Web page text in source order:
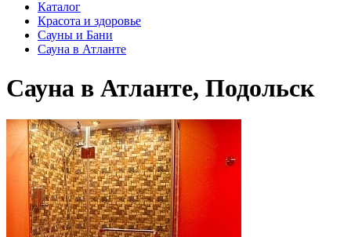
Каталог
Красота и здоровье
Сауны и Бани
Сауна в Атланте
Сауна в Атланте, Подольск